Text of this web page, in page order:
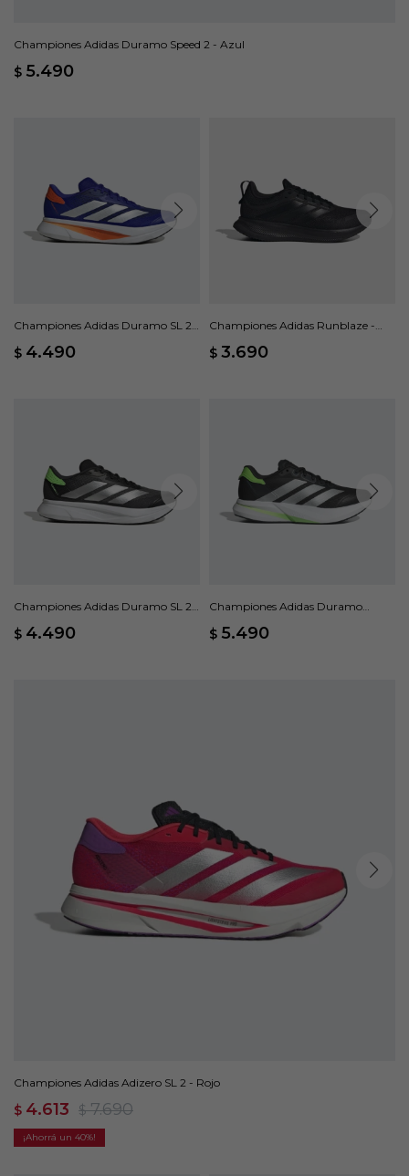
Championes Adidas Duramo Speed 2 - Azul
$ 5.490
Championes Adidas Duramo SL 2 -
$ 4.490
Championes Adidas Runblaze -
$ 3.690
Championes Adidas Duramo SL 2 -
$ 4.490
Championes Adidas Duramo
$ 5.490
Championes Adidas Adizero SL 2 - Rojo
$ 4.613 $ 7.690
40